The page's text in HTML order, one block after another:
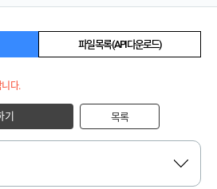
파일 목록 (API 다운로드)
다.
기 목록